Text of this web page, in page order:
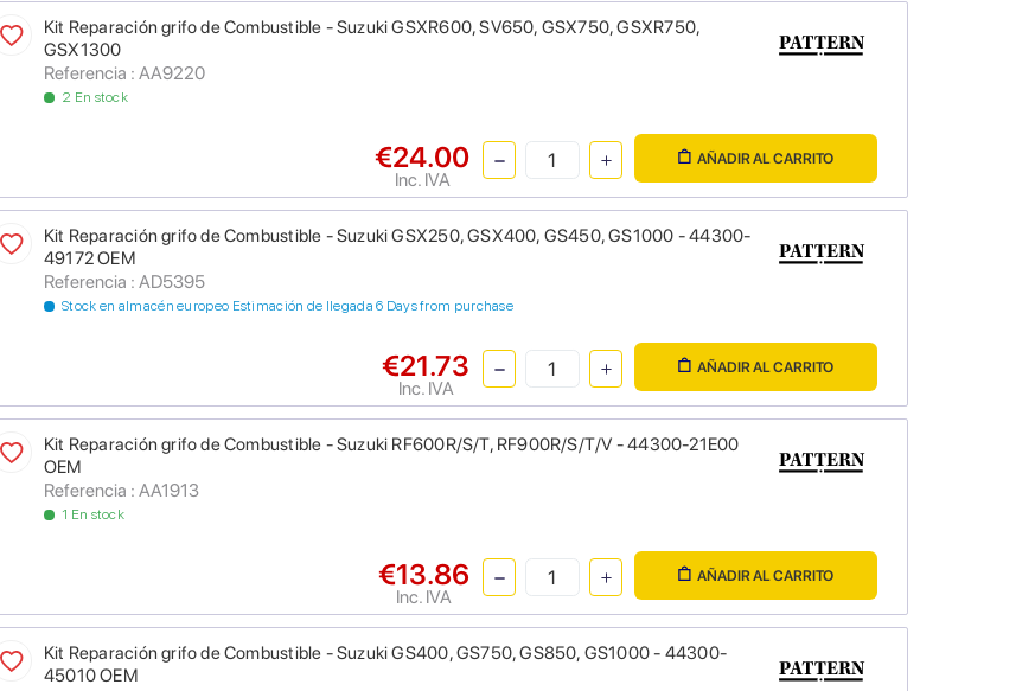
Kit Reparación grifo de Combustible - Suzuki GSXR600, SV650, GSX750, GSXR750,
GSX1300
Referencia : AA9220
2 En stock
€24.00
Inc. IVA
AÑADIR AL CARRITO
Kit Reparación grifo de Combustible - Suzuki GSX250, GSX400, GS450, GS1000 - 44300-
49172 OEM
Referencia : AD5395
Stock en almacén europeo Estimación de llegada 6 Days from purchase
€21.73
Inc. IVA
AÑADIR AL CARRITO
Kit Reparación grifo de Combustible - Suzuki RF600R/S/T, RF900R/S/T/V - 44300-21E00
OEM
Referencia : AA1913
1 En stock
€13.86
Inc. IVA
AÑADIR AL CARRITO
Kit Reparación grifo de Combustible - Suzuki GS400, GS750, GS850, GS1000 - 44300-
45010 OEM